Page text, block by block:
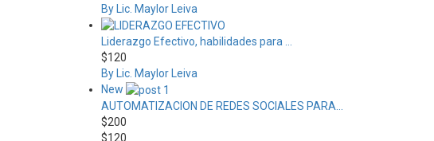
By Lic. Maylor Leiva
Liderazgo Efectivo, habilidades para ...
$120
By Lic. Maylor Leiva
New
AUTOMATIZACION DE REDES SOCIALES PARA...
$200
$120